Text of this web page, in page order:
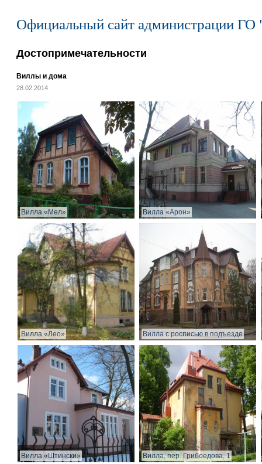
Официальный сайт администрации ГО
Достопримечательности
Виллы и дома
28.02.2014
Вилла «Мел» Вилла «Арон»
Вилла «Лео» Вилла с росписью в подъезде
Вилла «Штински» Вилла, пер. Грибоедова, 1